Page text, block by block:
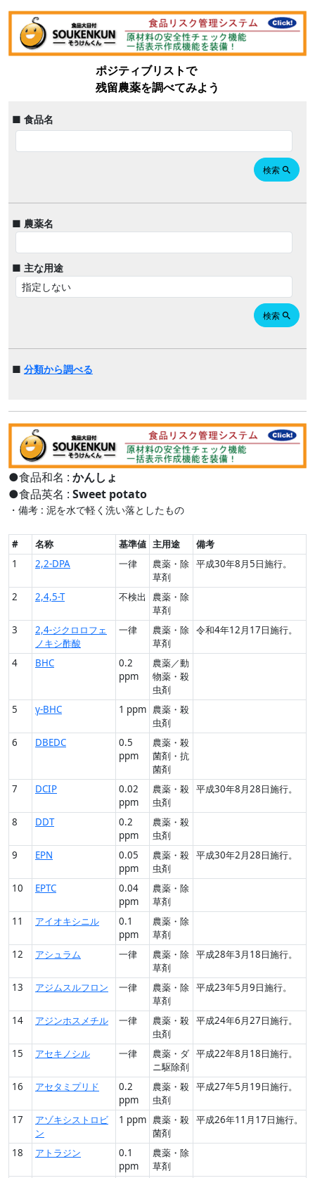
ポジティブリストで
残留農薬を調べてみよう
■ 食品名
検索 search
■ 農薬名
■ 主な用途
検索 search
■ 分類から調べる
●食品和名 : かんしょ
●食品英名 : Sweet potato
・備考 : 泥を水で軽く洗い落としたもの
# 名称 基準値 主用途
備考
1
2,2-DPA 一律
農薬・除
草剤
平成30年8月5日施行。
2 2,4,5-T 不検出
農薬・除
草剤
3
2,4-ジクロロフェ
ノキシ酢酸
一律
農薬・除
草剤
令和4年12月17日施行。
4 BHC
0.2
ppm
農薬／動
物薬・殺
虫剤
5
γ-BHC 1 ppm 農薬・殺
虫剤
6
DBEDC
0.5
ppm
農薬・殺
菌剤・抗
菌剤
7
DCIP
0.02
ppm
農薬・殺
虫剤
平成30年8月28日施行。
8 DDT
0.2
ppm
農薬・殺
虫剤
9
EPN
0.05
ppm
農薬・殺
虫剤
平成30年2月28日施行。
10 EPTC
0.04
ppm
農薬・除
草剤
11
アイオキシニル
0.1
ppm
農薬・除
草剤
12
アシュラム 一律
農薬・除
草剤
平成28年3月18日施行。
13 アジムスルフロン 一律
農薬・除
草剤
平成23年5月9日施行。
14 アジンホスメチル 一律
農薬・殺
虫剤
平成24年6月27日施行。
15 アセキノシル 一律
農薬・ダ
ニ駆除剤
平成22年8月18日施行。
16 アセタミプリド
0.2
ppm
農薬・殺
虫剤
平成27年5月19日施行。
17
アゾキシストロビ
ン
1 ppm 農薬・殺
菌剤
平成26年11月17日施行。
18 アトラジン
0.1
ppm
農薬・除
草剤